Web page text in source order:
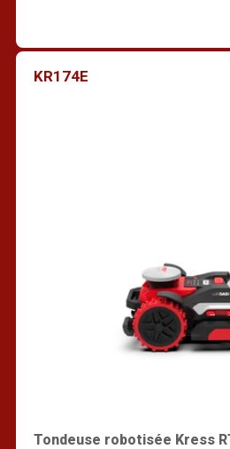
KR174E
Tondeuse robotisée Kress